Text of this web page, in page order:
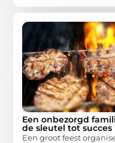
Een onbezorgd
de sleutel tot succes
Een groot feest